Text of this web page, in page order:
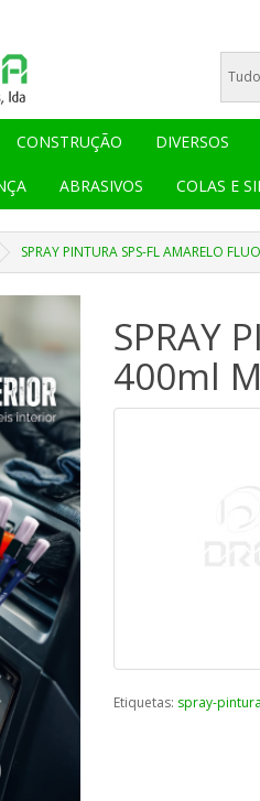
Tudo
CONSTRUÇÃO DIVERSOS
ABRASIVOS COLAS E
SPRAY PINTURA SPS-FL AMARELO
SPRAY
400ml
Etiquetas: spray-